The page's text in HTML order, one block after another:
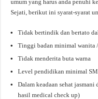
umum yang harus anda penuhi
Sejati, berikut ini syarat-syarat
Tidak bertindik dan bertato
Tinggi badan minimal wanita
Tidak menderita buta warna
Level pendidikan minimal
Dalam keadaan sehat
hasil medical check up)